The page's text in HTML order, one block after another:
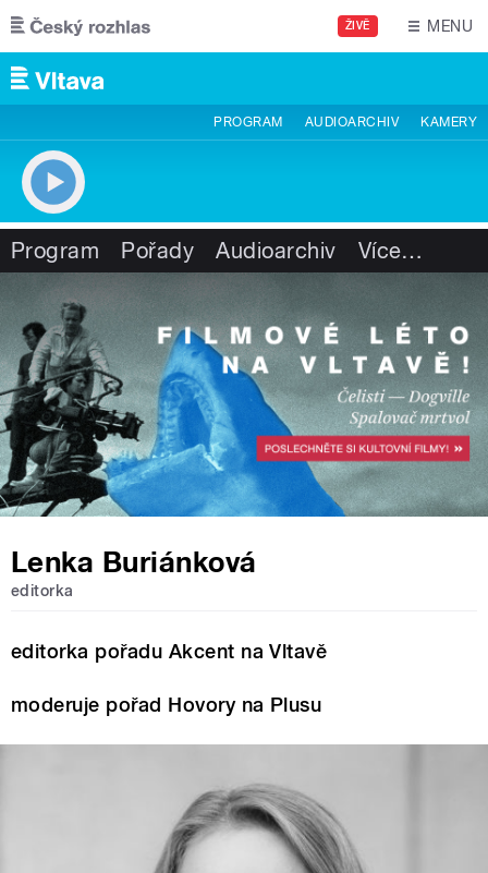
Přejít k hlavnímu obsahu
ŽIVĚ MENU
PROGRAM AUDIOARCHIV KAMERY
Program Pořady Audioarchiv Více…
Lenka Buriánková
editorka
editorka pořadu Akcent na Vltavě
moderuje pořad Hovory na Plusu